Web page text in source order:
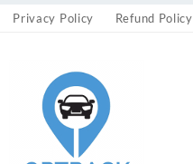
Privacy Policy Refund Policy